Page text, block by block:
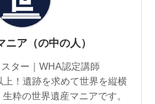
ニア（の中の人）
ター｜WHA認定講師
！遺跡を求めて世界を縦横
粋の世界遺産マニアです。